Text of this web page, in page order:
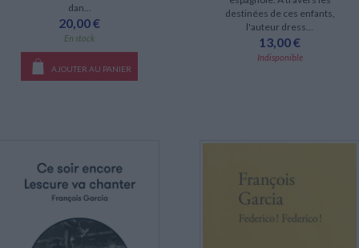
dan...
20,00 €
En stock
AJOUTER AU PANIER
destinées de ces enfants,
l'auteur dress...
13,00 €
Indisponible